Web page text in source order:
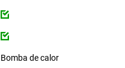
Bomba de calor